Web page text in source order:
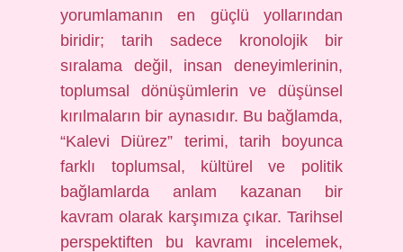
yorumlamanın en güçlü yollarından
biridir; tarih sadece kronolojik bir
sıralama değil, insan deneyimlerinin,
toplumsal dönüşümlerin ve düşünsel
kırılmaların bir aynasıdır. Bu bağlamda,
“Kalevi Diürez” terimi, tarih boyunca
farklı toplumsal, kültürel ve politik
bağlamlarda anlam kazanan bir
kavram olarak karşımıza çıkar. Tarihsel
perspektiften bu kavramı incelemek,